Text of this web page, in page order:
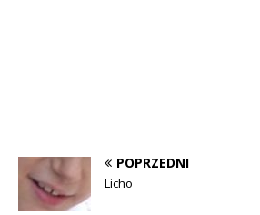
POPRZEDNI
Licho